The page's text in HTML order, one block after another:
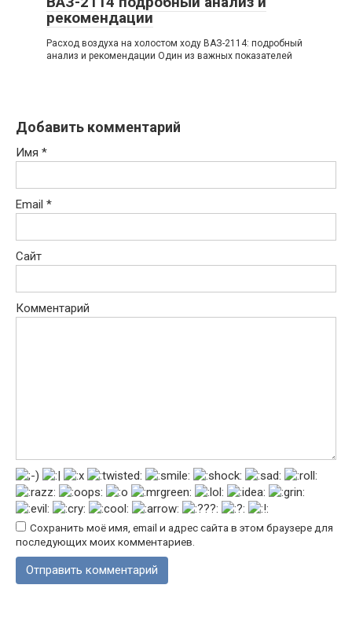
рекомендации
Расход воздуха на холостом ходу ВАЗ-2114: подробный
анализ и рекомендации Один из важных показателей
Добавить комментарий
Имя *
Email *
Сайт
Комментарий
Сохранить моё имя, email и адрес сайта в этом браузере для
последующих моих комментариев.